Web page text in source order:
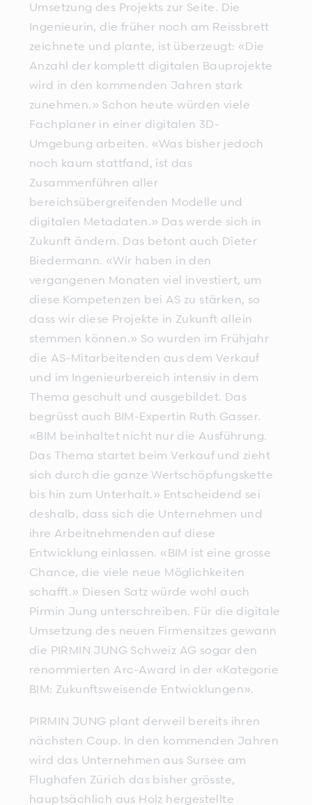
Umsetzung des Projekts zur Seite. Die
Ingenieurin, die früher noch am Reissbrett
zeichnete und plante, ist überzeugt: «Die
Anzahl der komplett digitalen Bauprojekte
wird in den kommenden Jahren stark
zunehmen.» Schon heute würden viele
Fachplaner in einer digitalen 3D-
Umgebung arbeiten. «Was bisher jedoch
noch kaum stattfand, ist das
Zusammenführen aller
bereichsübergreifenden Modelle und
digitalen Metadaten.» Das werde sich in
Zukunft ändern. Das betont auch Dieter
Biedermann. «Wir haben in den
vergangenen Monaten viel investiert, um
diese Kompetenzen bei AS zu stärken, so
dass wir diese Projekte in Zukunft allein
stemmen können.» So wurden im Frühjahr
die AS-Mitarbeitenden aus dem Verkauf
und im Ingenieurbereich intensiv in dem
Thema geschult und ausgebildet. Das
begrüsst auch BIM-Expertin Ruth Gasser.
«BIM beinhaltet nicht nur die Ausführung.
Das Thema startet beim Verkauf und zieht
sich durch die ganze Wertschöpfungskette
bis hin zum Unterhalt.» Entscheidend sei
deshalb, dass sich die Unternehmen und
ihre Arbeitnehmenden auf diese
Entwicklung einlassen. «BIM ist eine grosse
Chance, die viele neue Möglichkeiten
schafft.» Diesen Satz würde wohl auch
Pirmin Jung unterschreiben. Für die digitale
Umsetzung des neuen Firmensitzes gewann
die PIRMIN JUNG Schweiz AG sogar den
renommierten Arc-Award in der «Kategorie
BIM: Zukunftsweisende Entwicklungen».
PIRMIN JUNG plant derweil bereits ihren
nächsten Coup. In den kommenden Jahren
wird das Unternehmen aus Sursee am
Flughafen Zürich das bisher grösste,
hauptsächlich aus Holz hergestellte